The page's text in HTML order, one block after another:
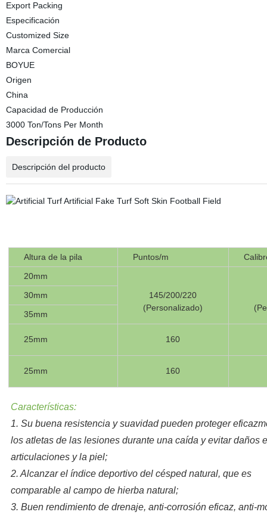
Export Packing
Especificación
Customized Size
Marca Comercial
BOYUE
Origen
China
Capacidad de Producción
3000 Ton/Tons Per Month
Descripción de Producto
Descripción del producto
Altura de la pila Puntos/m
20mm
145/200/220
(Personalizado)
30mm
35mm
25mm 160
25mm 160
Características:
1. Su buena resistencia y suavidad pueden proteger
los atletas de las lesiones durante una caída y evitar daños
articulaciones y la piel;
2. Alcanzar el índice deportivo del césped natural, que es
comparable al campo de hierba natural;
3. Buen rendimiento de drenaje, anti-corrosión eficaz, anti-